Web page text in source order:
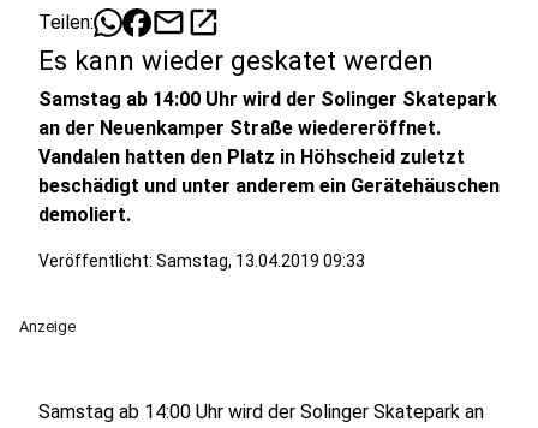
Teilen: mailopen_in_new
Es kann wieder geskatet werden
Samstag ab 14:00 Uhr wird der Solinger Skatepark
an der Neuenkamper Straße wiedereröffnet.
Vandalen hatten den Platz in Höhscheid zuletzt
beschädigt und unter anderem ein Gerätehäuschen
demoliert.
Veröffentlicht: Samstag, 13.04.2019 09:33
Anzeige
Samstag ab 14:00 Uhr wird der Solinger Skatepark an